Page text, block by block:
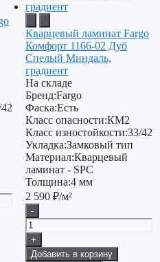
Кварцевый ламинат Fargo
Комфорт 1166-02 Дуб
Спелый Миндаль,
градиент
На складе
Бренд:Fargo
Фаска:Есть
Класс опасности:КМ2
Класс изностойкости:33/42
Укладка:Замковый тип
Материал:Кварцевый
ламинат - SPC
Толщина:4 мм
2 590 ₽/м²
-
+
Добавить в корзину